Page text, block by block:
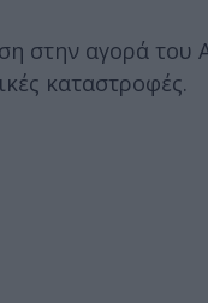
στην αγορά του
καταστροφές.